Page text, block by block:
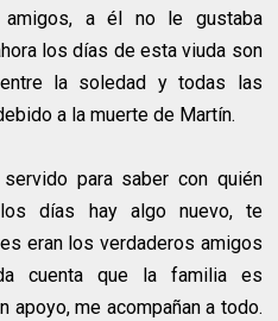
amigos, a él no le gustaba
los días de esta viuda son
la soledad y todas las
a la muerte de Martín.
para saber con quién
los días hay algo nuevo, te
eran los verdaderos amigos
cuenta que la familia es
apoyo, me acompañan a todo.